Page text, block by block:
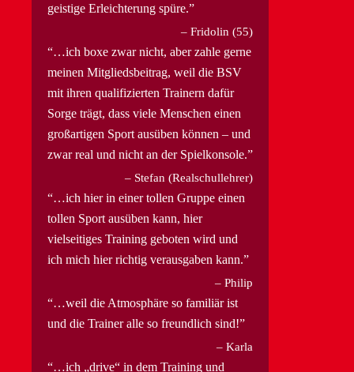
geistige Erleichterung spüre.
Fridolin (55)
…ich boxe zwar nicht, aber zahle gerne
meinen Mitgliedsbeitrag, weil die BSV
mit ihren qualifizierten Trainern dafür
Sorge trägt, dass viele Menschen einen
großartigen Sport ausüben können – und
zwar real und nicht an der Spielkonsole.
Stefan (Realschullehrer)
…ich hier in einer tollen Gruppe einen
tollen Sport ausüben kann, hier
vielseitiges Training geboten wird und
ich mich hier richtig verausgaben kann.
Philip
…weil die Atmosphäre so familiär ist
und die Trainer alle so freundlich sind!
Karla
…ich „drive“ in dem Training und